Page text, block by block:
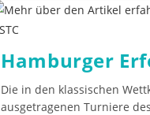
U10/w
Hamburger
Die in den klassischen
ausgetragenen Turniere